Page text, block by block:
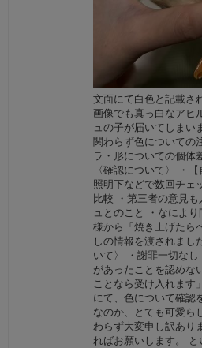
文面にて白色と記載さ
画像でも真っ白なアヒ
ュの子が届いてしまい
関わらず色についての
ラ・形についての個体
〈確認について〉 ・
照明下などで数回チェ
比較 ・第三者の意見
ュとのこと ・なによ
様から「焼き上げたら
しの情報を渡されまし
いて〉 ・謝罪一切な
があったことを認めな
ことなら受け入れます
にて、色について確認
なのか、とても可愛ら
わらず大変申し訳あり
ればお願いします。